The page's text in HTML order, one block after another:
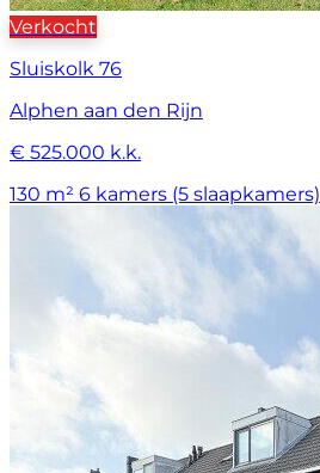
Verkocht
Sluiskolk 76
Alphen aan den Rijn
€ 525.000 k.k.
130 m² 6 kamers (5 slaapkamers)